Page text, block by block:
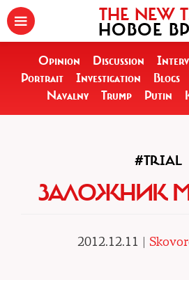
THE NEW
НОВОЕ
Opinion Discussion
Portrait
Investigation Blogs
Navalny
Trump Putin
#TRIAL
ЗАЛОЖНИК
2012.12.11 |